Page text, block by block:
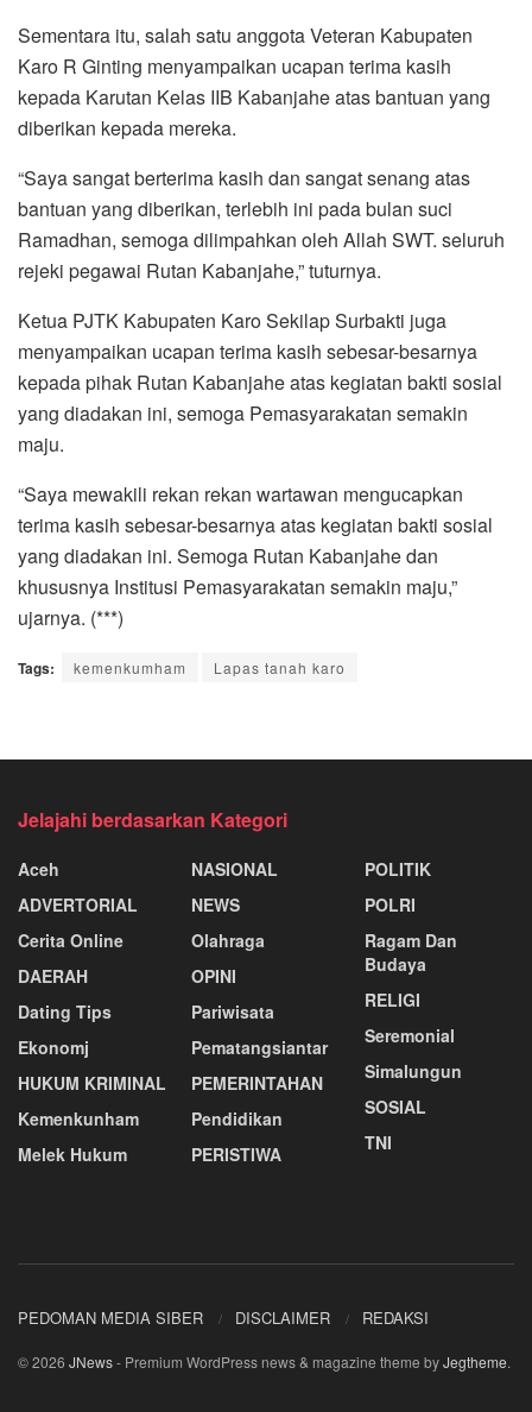
Sementara itu, salah satu anggota Veteran Kabupaten
Karo R Ginting menyampaikan ucapan terima kasih
kepada Karutan Kelas IIB Kabanjahe atas bantuan yang
diberikan kepada mereka.
“Saya sangat berterima kasih dan sangat senang atas
bantuan yang diberikan, terlebih ini pada bulan suci
Ramadhan, semoga dilimpahkan oleh Allah SWT. seluruh
rejeki pegawai Rutan Kabanjahe,” tuturnya.
Ketua PJTK Kabupaten Karo Sekilap Surbakti juga
menyampaikan ucapan terima kasih sebesar-besarnya
kepada pihak Rutan Kabanjahe atas kegiatan bakti sosial
yang diadakan ini, semoga Pemasyarakatan semakin
maju.
“Saya mewakili rekan rekan wartawan mengucapkan
terima kasih sebesar-besarnya atas kegiatan bakti sosial
yang diadakan ini. Semoga Rutan Kabanjahe dan
khususnya Institusi Pemasyarakatan semakin maju,”
ujarnya. (***)
Tags: kemenkumham Lapas tanah karo
Jelajahi berdasarkan Kategori
Aceh
ADVERTORIAL
Cerita Online
DAERAH
Dating Tips
Ekonomj
HUKUM KRIMINAL
Kemenkunham
Melek Hukum
NASIONAL
NEWS
Olahraga
OPINI
Pariwisata
Pematangsiantar
PEMERINTAHAN
Pendidikan
PERISTIWA
POLITIK
POLRI
Ragam Dan
Budaya
RELIGI
Seremonial
Simalungun
SOSIAL
TNI
PEDOMAN MEDIA SIBER DISCLAIMER REDAKSI
© 2026 JNews- Premium WordPress news & magazine theme byJegtheme.